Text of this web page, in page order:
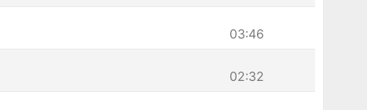
03:46
02:32